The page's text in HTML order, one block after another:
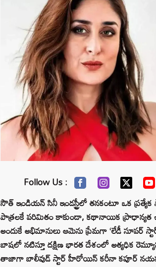
Follow Us :
సౌత్ ఇండియన్ సినీ ఇండస్ట్రీలో తనకంటూ ఒక
పాత్రలకే పరిమితం కాకుండా, కథానాయిక ప్రాధాన్యత
అందుకే అభిమానులు ఆమెను ప్రేమగా ‘లేడీ సూపర్
బాషలో నటిస్తూ దక్షిణ భారత దేశంలో అత్యధిక
తాజాగా బాలీవుడ్ స్టార్ హీరోయిన్ కరీనా కపూర్